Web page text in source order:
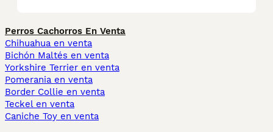
Perros Cachorros En Venta
Chihuahua en venta
Bichón Maltés en venta
Yorkshire Terrier en venta
Pomerania en venta
Border Collie en venta
Teckel en venta
Caniche Toy en venta